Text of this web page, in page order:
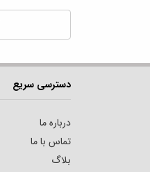
دسترسی سریع
درباره ما
تماس با ما
بلاگ